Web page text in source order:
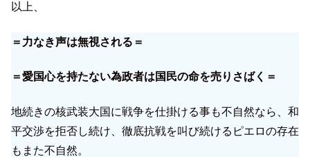
以上、
＝力なき声は無視される＝
＝愛国心を持たない為政者は国民の命を売りさばく＝
地続きの核武装大国に戦争を仕掛ける事も不自然なら、和
平交渉を拒否し続け、徹底抗戦を叫び続けるピエロの存在
もまた不自然。